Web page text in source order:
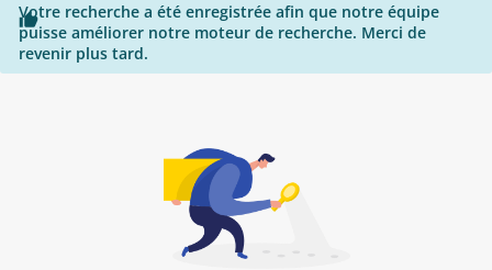

Votre recherche a été enregistrée afin que notre équipe
puisse améliorer notre moteur de recherche. Merci de
revenir plus tard.